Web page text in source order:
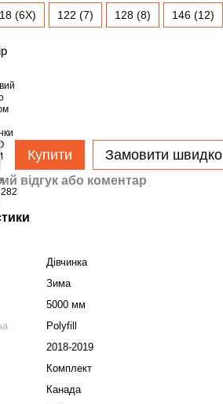
(6X) 122 (7) 128 (8) 146 (12)
Купити Замовити швидко
відгук або коментар
Дівчинка
Зима
5000 мм
Polyfill
2018-2019
Комплект
Канада